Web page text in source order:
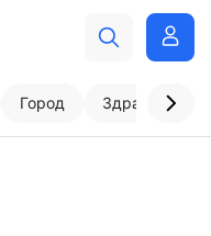
Город